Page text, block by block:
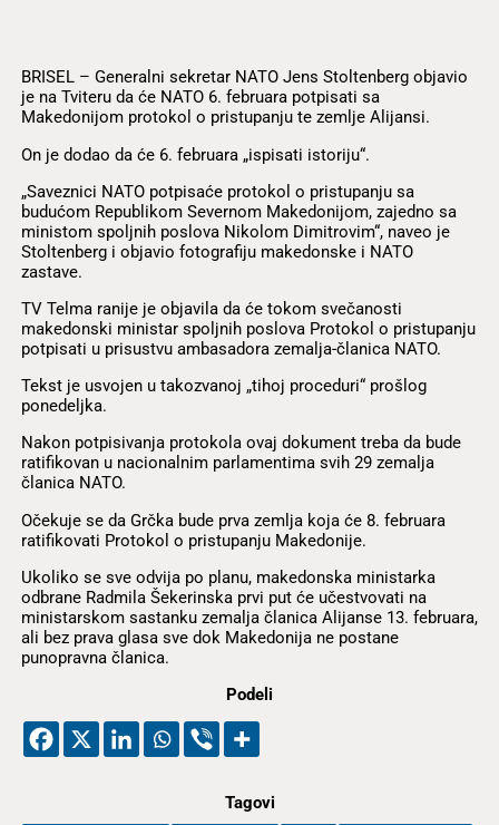
BRISEL – Generalni sekretar NATO Jens Stoltenberg objavio
je na Tviteru da će NATO 6. februara potpisati sa
Makedonijom protokol o pristupanju te zemlje Alijansi.
On je dodao da će 6. februara „ispisati istoriju“.
„Saveznici NATO potpisaće protokol o pristupanju sa
budućom Republikom Severnom Makedonijom, zajedno sa
ministom spoljnih poslova Nikolom Dimitrovim“, naveo je
Stoltenberg i objavio fotografiju makedonske i NATO
zastave.
TV Telma ranije je objavila da će tokom svečanosti
makedonski ministar spoljnih poslova Protokol o pristupanju
potpisati u prisustvu ambasadora zemalja-članica NATO.
Tekst je usvojen u takozvanoj „tihoj proceduri“ prošlog
ponedeljka.
Nakon potpisivanja protokola ovaj dokument treba da bude
ratifikovan u nacionalnim parlamentima svih 29 zemalja
članica NATO.
Očekuje se da Grčka bude prva zemlja koja će 8. februara
ratifikovati Protokol o pristupanju Makedonije.
Ukoliko se sve odvija po planu, makedonska ministarka
odbrane Radmila Šekerinska prvi put će učestvovati na
ministarskom sastanku zemalja članica Alijanse 13. februara,
ali bez prava glasa sve dok Makedonija ne postane
punopravna članica.
Podeli
Tagovi